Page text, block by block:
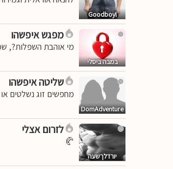
Goodboyl
במבה ביסלי
מפגש איפשהו
מי אוהבת השפלות?,
DomAdventure
שליטה איפשהו
מחפשים זוג נשלטים
יורדלךשעה
לזרום אצלי
🥐